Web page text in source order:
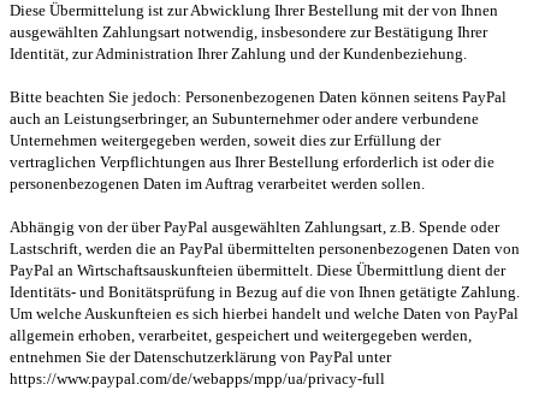
Diese Übermittelung ist zur Abwicklung Ihrer Bestellung mit der von Ihnen
ausgewählten Zahlungsart notwendig, insbesondere zur Bestätigung Ihrer
Identität, zur Administration Ihrer Zahlung und der Kundenbeziehung.
Bitte beachten Sie jedoch: Personenbezogenen Daten können seitens PayPal
auch an Leistungserbringer, an Subunternehmer oder andere verbundene
Unternehmen weitergegeben werden, soweit dies zur Erfüllung der
vertraglichen Verpflichtungen aus Ihrer Bestellung erforderlich ist oder die
personenbezogenen Daten im Auftrag verarbeitet werden sollen.
Abhängig von der über PayPal ausgewählten Zahlungsart, z.B. Spende oder
Lastschrift, werden die an PayPal übermittelten personenbezogenen Daten von
PayPal an Wirtschaftsauskunfteien übermittelt. Diese Übermittlung dient der
Identitäts- und Bonitätsprüfung in Bezug auf die von Ihnen getätigte Zahlung.
Um welche Auskunfteien es sich hierbei handelt und welche Daten von PayPal
allgemein erhoben, verarbeitet, gespeichert und weitergegeben werden,
entnehmen Sie der Datenschutzerklärung von PayPal unter
https://www.paypal.com/de/webapps/mpp/ua/privacy-full